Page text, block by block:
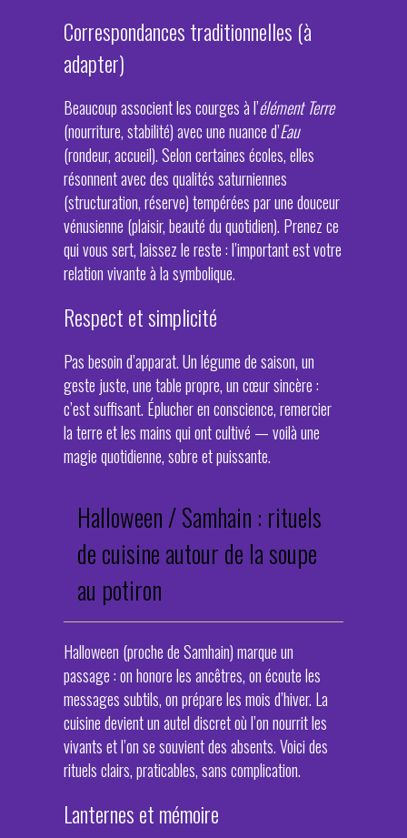
Correspondances traditionnelles (à
adapter)
Beaucoup associent les courges à l’élément Terre
(nourriture, stabilité) avec une nuance d’Eau
(rondeur, accueil). Selon certaines écoles, elles
résonnent avec des qualités saturniennes
(structuration, réserve) tempérées par une douceur
vénusienne (plaisir, beauté du quotidien). Prenez ce
qui vous sert, laissez le reste : l’important est votre
relation vivante à la symbolique.
Respect et simplicité
Pas besoin d’apparat. Un légume de saison, un
geste juste, une table propre, un cœur sincère :
c’est suffisant. Éplucher en conscience, remercier
la terre et les mains qui ont cultivé — voilà une
magie quotidienne, sobre et puissante.
Halloween / Samhain : rituels
de cuisine autour de la soupe
au potiron
Halloween (proche de Samhain) marque un
passage : on honore les ancêtres, on écoute les
messages subtils, on prépare les mois d’hiver. La
cuisine devient un autel discret où l’on nourrit les
vivants et l’on se souvient des absents. Voici des
rituels clairs, praticables, sans complication.
Lanternes et mémoire